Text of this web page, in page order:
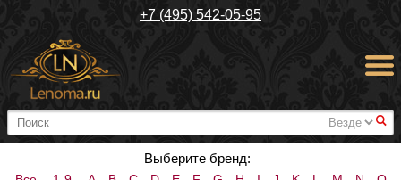
+7 (495) 542-05-95
#
Выберите бренд: